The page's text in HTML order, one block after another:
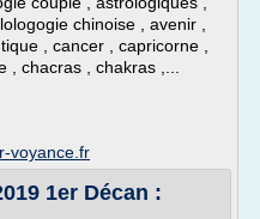
chinoise , avenir ,
, cancer , capricorne ,
chacras , chakras ,...
voyance.fr
1er Décan :